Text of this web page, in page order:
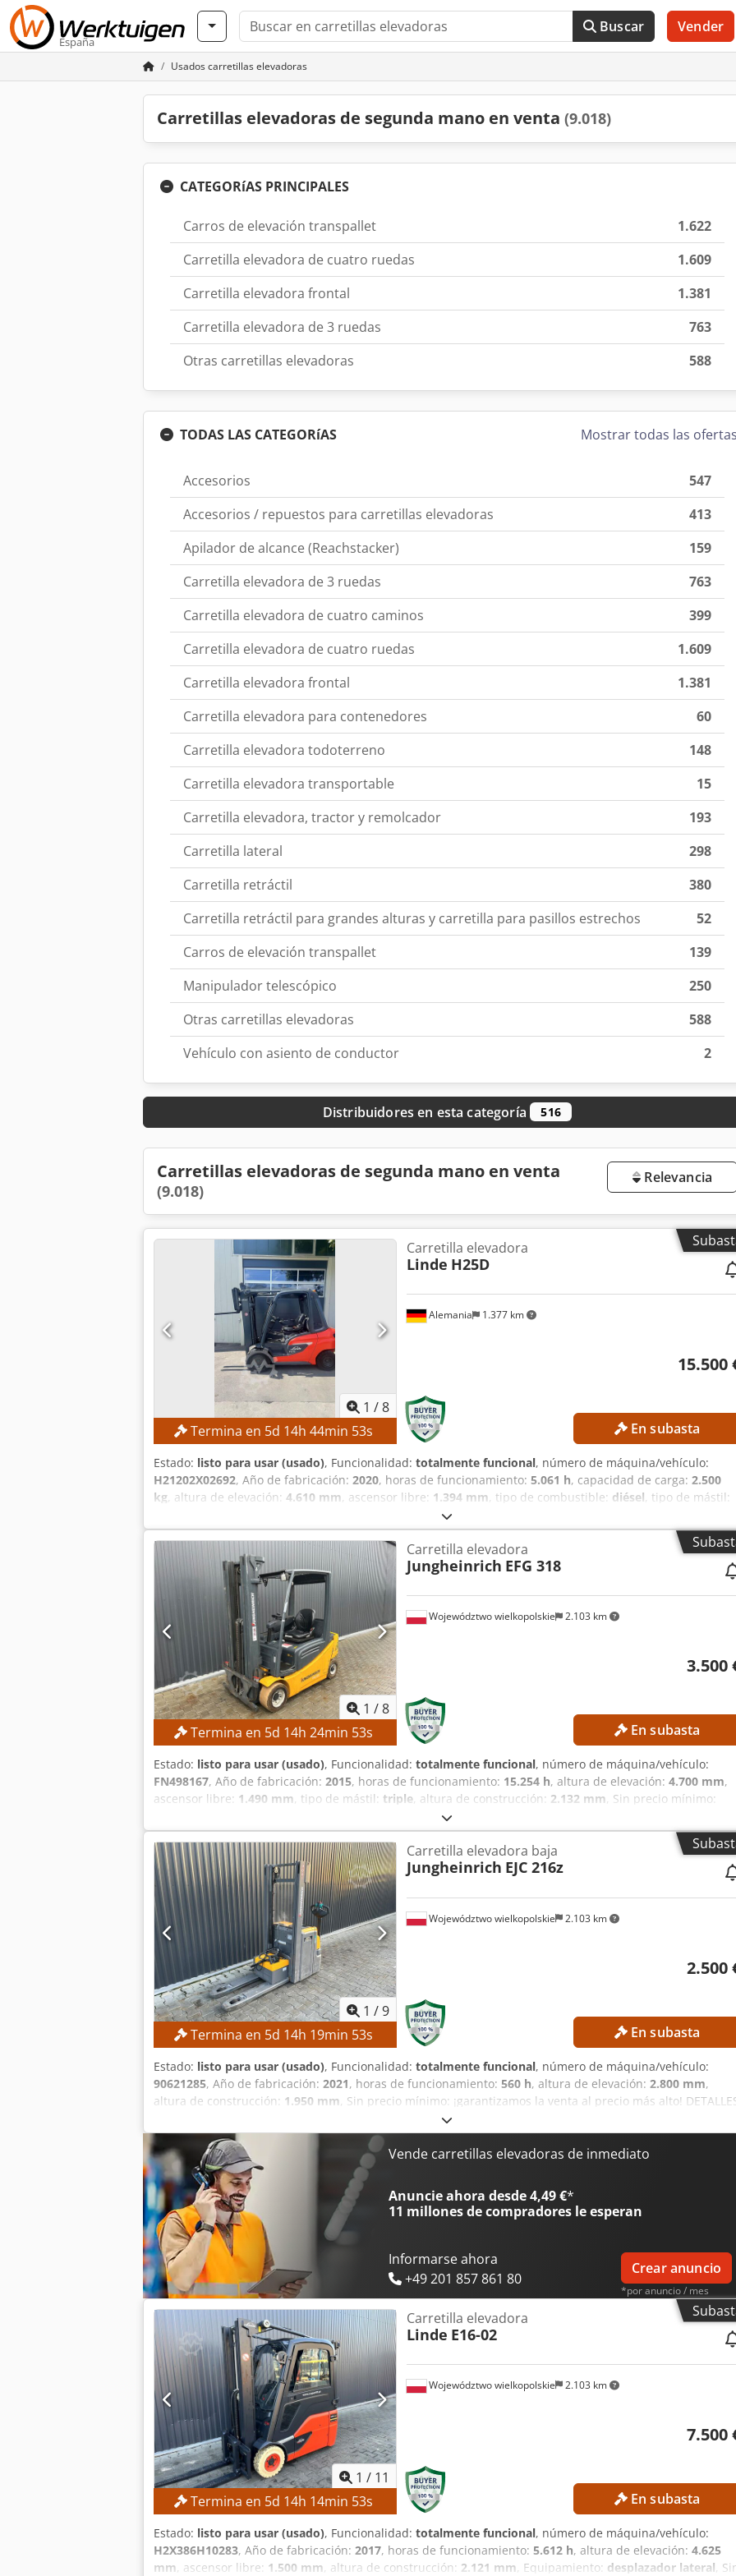
España
Buscar Vender
Usados carretillas elevadoras
Carretillas elevadoras de segunda mano en venta (9.018)
CATEGORíAS PRINCIPALES
Carros de elevación transpallet
1.622
Carretilla elevadora de cuatro ruedas
1.609
Carretilla elevadora frontal
1.381
Carretilla elevadora de 3 ruedas
763
Otras carretillas elevadoras
588
TODAS LAS CATEGORíAS Mostrar todas las
Accesorios
547
Accesorios / repuestos para carretillas elevadoras
413
Apilador de alcance (Reachstacker)
159
Carretilla elevadora de 3 ruedas
763
Carretilla elevadora de cuatro caminos
399
Carretilla elevadora de cuatro ruedas
1.609
Carretilla elevadora frontal
1.381
Carretilla elevadora para contenedores
60
Carretilla elevadora todoterreno
148
Carretilla elevadora transportable
15
Carretilla elevadora, tractor y remolcador
193
Carretilla lateral
298
Carretilla retráctil
380
Carretilla retráctil para grandes alturas y carretilla para pasillos estrechos
52
Carros de elevación transpallet
139
Manipulador telescópico
250
Otras carretillas elevadoras
588
Vehículo con asiento de conductor
2
Distribuidores en esta categoría 516
Carretillas elevadoras de segunda mano en venta
(9.018)
Relevancia
1 /8
Termina en 5d 14h 44min 52s
Alemania 1.377 km
Carretilla elevadora
Linde H25D
15.500
En subasta
Estado: listo para usar (usado), Funcionalidad: totalmente funcional, número de máquina/vehículo:
H21202X02692, Año de fabricación: 2020, horas de funcionamiento: 5.061 h, capacidad de carga: 2.500
kg, altura de elevación: 4.610 mm, ascensor libre: 1.394 mm, tipo de combustible: diésel, tipo de mástil:
, Sin precio mínimo: ¡garantizamos la venta al precio de oferta
más alto! ESPECIFICACIONES TÉCNICAS Capacidad de carga: 2.500 kg Centro de gravedad de la carga: 500
mm Chsdezpyibjpfx Akbea Altura máxima de elevación: 4.610 mm Altura de elevación libre: 1.394 mm
Tipo de mástil: tríplex Altura total: 2.134 mm Tipo de neumático delantero: neumático superelástico,
negro Tipo de neumático trasero: neumático superelástico, negro Estado de los neumáticos: 70 %
DETALLES DE LA MÁQUINA Tipo de motor: diésel Horas de funcionamiento: 5.061,0 h Potencia del motor:
45 kW Peso propio: 4.648 kg EQUIPAMIENTO - Iluminación - Desplazador lateral - Control con un solo
pedal - 3 focos de trabajo LED
1 /8
Termina en 5d 14h 24min 52s
Województwo wielkopolskie 2.103 km
Carretilla elevadora
Jungheinrich EFG 318
3.500
En subasta
Estado: listo para usar (usado), Funcionalidad: totalmente funcional, número de máquina/vehículo:
FN498167, Año de fabricación: 2015, horas de funcionamiento: 15.254 h, altura de elevación: 4.700 mm,
ascensor libre: 1.490 mm, tipo de mástil: triple, altura de construcción: 2.132 mm, Sin precio mínimo:
¡venta garantizada al mejor precio! ESPECIFICACIONES TÉCNICAS Elevación libre: 1490 mm Altura de
elevación: 4700 mm Csdpfx Aozrlxgjkbjha Altura total: 2132 mm DETALLES DE LA MÁQUINA Tipo de
Tríplex Voltaje de la batería: 48 V Capacidad de la batería: 625 Ah Año de fabricación de la batería: 2015
Válvulas hidráulicas: 3.ª/4.ª válvula en el soporte de las horquillas Horas de funcionamiento: 15254 h
EQUIPAMIENTO Mástil de elevación tríplex con elevación libre 3.ª/4.ª válvula hidráulica en el soporte de
las horquillas Cargador Referencia externa: SL9789SP
1 /9
Termina en 5d 14h 19min 52s
Województwo wielkopolskie 2.103 km
Carretilla elevadora baja
Jungheinrich EJC 216z
2.500
En subasta
Estado: listo para usar (usado), Funcionalidad: totalmente funcional, número de máquina/vehículo:
90621285, Año de fabricación: 2021, horas de funcionamiento: 560 h, altura de elevación: 2.800 mm,
altura de construcción: 1.950 mm , Sin precio mínimo: ¡garantizamos la venta al precio más alto!
TÉCNICOS Altura de elevación: 2.800 mm Altura total: 1.950 mm DETALLES DE LA MÁQUINA Tipo de
mástil estándar Tipo de batería: batería de iones de litio Horas de funcionamiento: 560 h Csdpfx Aozrlw
Aekbeha EQUIPAMIENTO Elevación inicial Cargador Referencia externa: SL1145SP
Vende carretillas elevadoras de inmediato
Anuncie ahora desde 4,49 €*
11 millones de compradores le esperan
Informarse ahora
+49 201 857 861 80
Crear anuncio
*por anuncio / mes
1 / 11
Termina en 5d 14h 14min 52s
Województwo wielkopolskie 2.103 km
Carretilla elevadora
Linde E16-02
7.500
En subasta
Estado: listo para usar (usado), Funcionalidad: totalmente funcional, número de máquina/vehículo:
H2X386H10283, Año de fabricación: 2017, horas de funcionamiento: 5.612 h, altura de elevación: 4.625
mm , ascensor libre: 1.500 mm , altura de construcción: 2.121 mm , Equipamiento: desplazador lateral ,